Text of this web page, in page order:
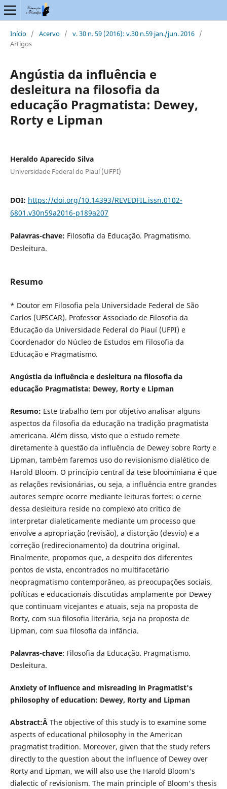
Início / Acervo / v. 30 n. 59 (2016): v.30 n.59 jan./jun. 2016 /
Artigos
Angústia da influência e
desleitura na filosofia da
educação Pragmatista: Dewey,
Rorty e Lipman
Heraldo Aparecido Silva
Universidade Federal do Piauí (UFPI)
DOI: https://doi.org/10.14393/REVEDFIL.issn.0102-
6801.v30n59a2016-p189a207
Palavras-chave: Filosofia da Educação. Pragmatismo.
Desleitura.
Resumo
* Doutor em Filosofia pela Universidade Federal de São
Carlos (UFSCAR). Professor Associado de Filosofia da
Educação da Universidade Federal do Piauí (UFPI) e
Coordenador do Núcleo de Estudos em Filosofia da
Educação e Pragmatismo.
Angústia da influência e desleitura na filosofia da
educação Pragmatista: Dewey, Rorty e Lipman
Resumo: Este trabalho tem por objetivo analisar alguns
aspectos da filosofia da educação na tradição pragmatista
americana. Além disso, visto que o estudo remete
diretamente à questão da influência de Dewey sobre Rorty e
Lipman, também faremos uso do revisionismo dialético de
Harold Bloom. O princípio central da tese bloominiana é que
as relações revisionárias, ou seja, a influência entre grandes
autores sempre ocorre mediante leituras fortes: o cerne
dessa desleitura reside no complexo ato crítico de
interpretar dialeticamente mediante um processo que
envolve a apropriação (revisão), a distorção (desvio) e a
correção (redirecionamento) da doutrina original.
Finalmente, propomos que, a despeito dos diferentes
pontos de vista, encontrados no multifacetário
neopragmatismo contemporâneo, as preocupações sociais,
políticas e educacionais discutidas amplamente por Dewey
que continuam vicejantes e atuais, seja na proposta de
Rorty, com sua filosofia literária, seja na proposta de
Lipman, com sua filosofia da infância.
Palavras-chave: Filosofia da Educação. Pragmatismo.
Desleitura.
Anxiety of influence and misreading in Pragmatist's
philosophy of education: Dewey, Rorty and Lipman
Abstract:Â The objective of this study is to examine some
aspects of educational philosophy in the American
pragmatist tradition. Moreover, given that the study refers
directly to the question about the influence of Dewey over
Rorty and Lipman, we will also use the Harold Bloom's
dialectic of revisionism. The main principle of Bloom's thesis